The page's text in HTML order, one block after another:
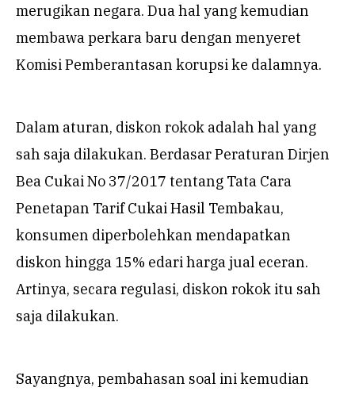
merugikan negara. Dua hal yang kemudian
membawa perkara baru dengan menyeret
Komisi Pemberantasan korupsi ke dalamnya.
Dalam aturan, diskon rokok adalah hal yang
sah saja dilakukan. Berdasar Peraturan Dirjen
Bea Cukai No 37/2017 tentang Tata Cara
Penetapan Tarif Cukai Hasil Tembakau,
konsumen diperbolehkan mendapatkan
diskon hingga 15% edari harga jual eceran.
Artinya, secara regulasi, diskon rokok itu sah
saja dilakukan.
Sayangnya, pembahasan soal ini kemudian